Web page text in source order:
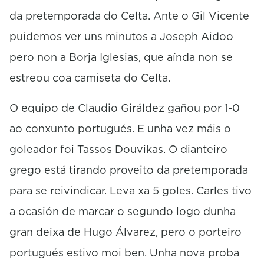
d
da pretemporada do Celta. Ante o Gil Vicente
puidemos ver uns minutos a Joseph Aidoo
pero non a Borja Iglesias, que aínda non se
estreou coa camiseta do Celta.
O equipo de Claudio Giráldez gañou por 1-0
ao conxunto portugués. E unha vez máis o
goleador foi Tassos Douvikas. O dianteiro
grego está tirando proveito da pretemporada
para se reivindicar. Leva xa 5 goles. Carles tivo
a ocasión de marcar o segundo logo dunha
gran deixa de Hugo Álvarez, pero o porteiro
portugués estivo moi ben. Unha nova proba